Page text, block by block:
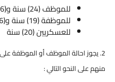
للموظف (24) سنة و(6) أشهر
للموظفة (19) سنة و(6) أشهر
للعسكريين (20) سنة
2. يجوز احالة الموظف أو الموظفة
منهم على النحو التالي :